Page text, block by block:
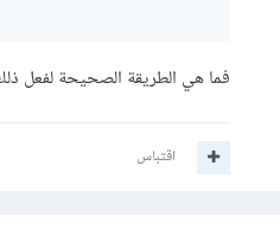
فما هي الطريقة الصحيحة لفعل
اقتباس